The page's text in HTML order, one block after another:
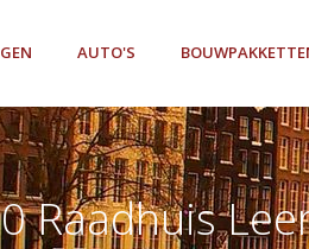
AUTO'S
Raadhuis